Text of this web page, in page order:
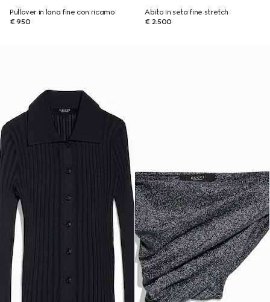
Pullover in lana fine con ricamo
€ 950
Abito in seta fine stretch
€ 2.500